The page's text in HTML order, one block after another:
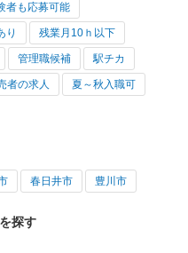
者も応募可能
り 残業月10ｈ以下
管理職候補 駅チカ
者の求人 夏～秋入職可
春日井市 豊川市
探す